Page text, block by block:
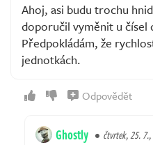
Ahoj, asi budu trochu
doporučil vyměnit u čísel
Předpokládám, že
jednotkách.
Odpovědět
Ghostly čtvrtek, 25.